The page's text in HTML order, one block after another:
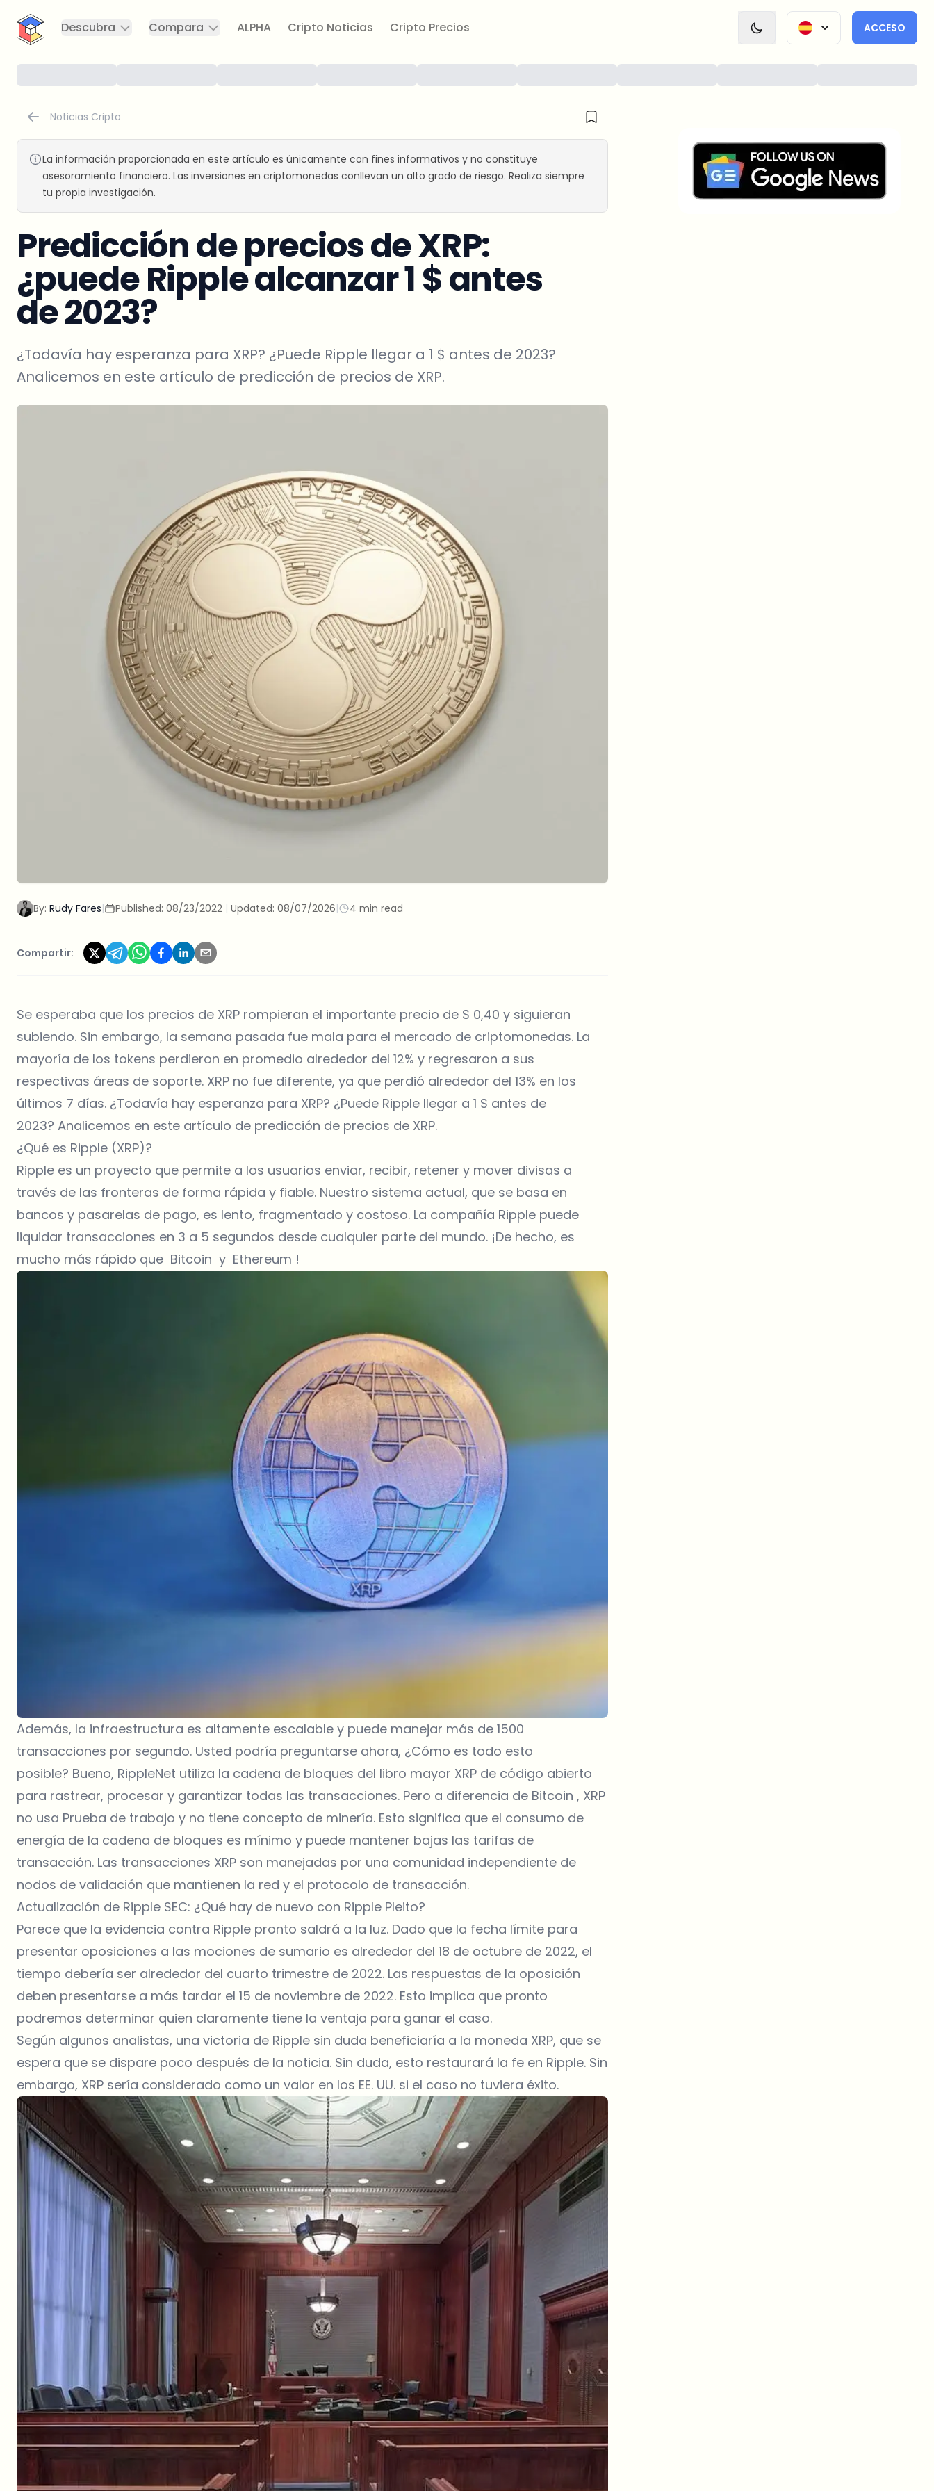
CryptoTicker
Descubra
Compara ALPHA Cripto Noticias Cripto Precios ACCESO
Noticias Cripto
La información proporcionada en este artículo es únicamente con fines informativos y no constituye
asesoramiento financiero. Las inversiones en criptomonedas conllevan un alto grado de riesgo. Realiza siempre
tu propia investigación.
Predicción de precios de XRP:
¿puede Ripple alcanzar 1 $ antes
de 2023?
¿Todavía hay esperanza para XRP? ¿Puede Ripple llegar a 1 $ antes de 2023?
Analicemos en este artículo de predicción de precios de XRP.
By: Rudy Fares| Published: 08/23/2022 | Updated: 08/07/2026| 4 min read
Compartir:
Se esperaba que los precios de XRP rompieran el importante precio de $ 0,40 y siguieran
subiendo. Sin embargo, la semana pasada fue mala para el mercado de criptomonedas. La
mayoría de los tokens perdieron en promedio alrededor del 12% y regresaron a sus
respectivas áreas de soporte. XRP no fue diferente, ya que perdió alrededor del 13% en los
últimos 7 días. ¿Todavía hay esperanza para XRP? ¿Puede Ripple llegar a 1 $ antes de
2023? Analicemos en este artículo de predicción de precios de XRP.
¿Qué es Ripple (XRP)?
Ripple es un proyecto que permite a los usuarios enviar, recibir, retener y mover divisas a
través de las fronteras de forma rápida y fiable. Nuestro sistema actual, que se basa en
bancos y pasarelas de pago, es lento, fragmentado y costoso. La compañía Ripple puede
liquidar transacciones en 3 a 5 segundos desde cualquier parte del mundo. ¡De hecho, es
mucho más rápido que Bitcoin y Ethereum !
Además, la infraestructura es altamente escalable y puede manejar más de 1500
transacciones por segundo. Usted podría preguntarse ahora, ¿Cómo es todo esto
posible? Bueno, RippleNet utiliza la cadena de bloques del libro mayor XRP de código abierto
para rastrear, procesar y garantizar todas las transacciones. Pero a diferencia de Bitcoin , XRP
no usa Prueba de trabajo y no tiene concepto de minería. Esto significa que el consumo de
energía de la cadena de bloques es mínimo y puede mantener bajas las tarifas de
transacción. Las transacciones XRP son manejadas por una comunidad independiente de
nodos de validación que mantienen la red y el protocolo de transacción.
Actualización de Ripple SEC: ¿Qué hay de nuevo con Ripple Pleito?
Parece que la evidencia contra Ripple pronto saldrá a la luz. Dado que la fecha límite para
presentar oposiciones a las mociones de sumario es alrededor del 18 de octubre de 2022, el
tiempo debería ser alrededor del cuarto trimestre de 2022. Las respuestas de la oposición
deben presentarse a más tardar el 15 de noviembre de 2022. Esto implica que pronto
podremos determinar quien claramente tiene la ventaja para ganar el caso.
Según algunos analistas, una victoria de Ripple sin duda beneficiaría a la moneda XRP, que se
espera que se dispare poco después de la noticia. Sin duda, esto restaurará la fe en Ripple. Sin
embargo, XRP sería considerado como un valor en los EE. UU. si el caso no tuviera éxito.